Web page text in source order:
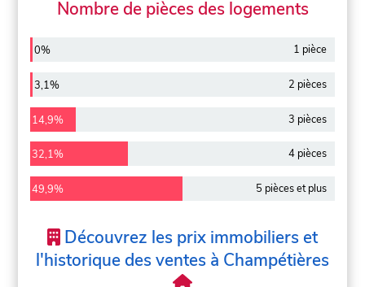
Nombre de pièces des logements
0% 1 pièce
3,1% 2 pièces
14,9% 3 pièces
32,1% 4 pièces
49,9% 5 pièces et plus
Découvrez les prix immobiliers et
l'historique des ventes à Champétières